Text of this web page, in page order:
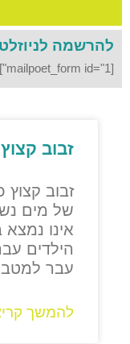
להרשמה
[mailpoet_form id="1"]
זבוב
זבוב קצוץ
של מים
אינו
הילדים
עבר
להמשך